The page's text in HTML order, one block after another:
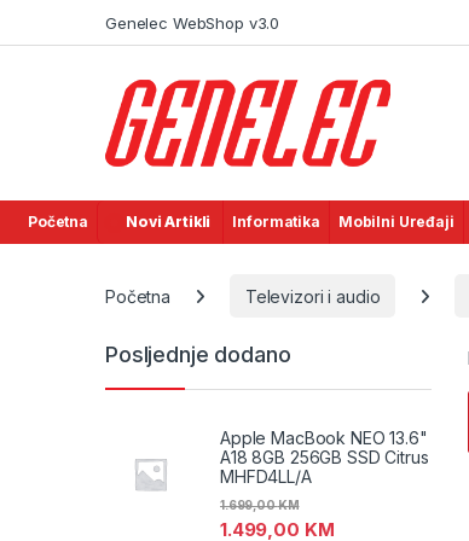
Genelec WebShop v3.0
Početna Novi Artikli Informatika Mobilni Uređaji
Početna Televizori i audio
Posljednje dodano
Apple MacBook NEO 13.6"
A18 8GB 256GB SSD Citrus
MHFD4LL/A
1.499,00 KM
1.699,00KM